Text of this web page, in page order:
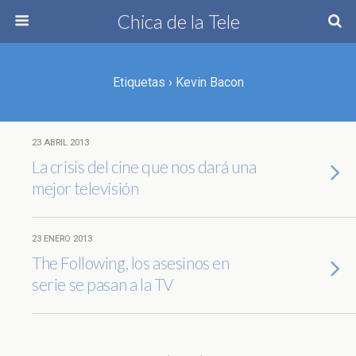
Chica de la Tele
Etiquetas › Kevin Bacon
23 ABRIL 2013
La crisis del cine que nos dará una
mejor televisión
23 ENERO 2013
The Following, los asesinos en
serie se pasan a la TV